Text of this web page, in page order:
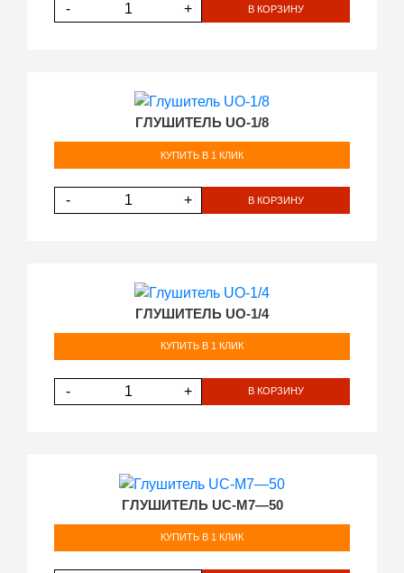
- + В КОРЗИНУ
ГЛУШИТЕЛЬ UO-1/8
КУПИТЬ В 1 КЛИК
- + В КОРЗИНУ
ГЛУШИТЕЛЬ UO-1/4
КУПИТЬ В 1 КЛИК
- + В КОРЗИНУ
ГЛУШИТЕЛЬ UC-М7—50
КУПИТЬ В 1 КЛИК